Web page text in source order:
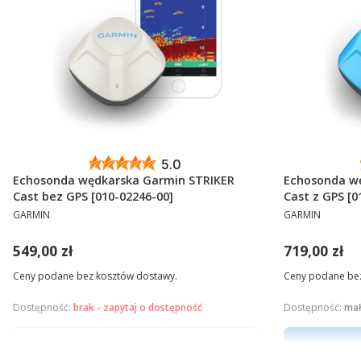
5.0
Echosonda wędkarska Garmin STRIKER
Cast bez GPS [010-02246-00]
PRODUCENT
GARMIN
Cena
549,00 zł
Ceny podane bez kosztów dostawy.
Dostępność: brak - zapytaj o dostępność
Echosonda
Cast z GPS
PRODUCENT
GARMIN
Cena
719,00 zł
Ceny podane
Dostępność: